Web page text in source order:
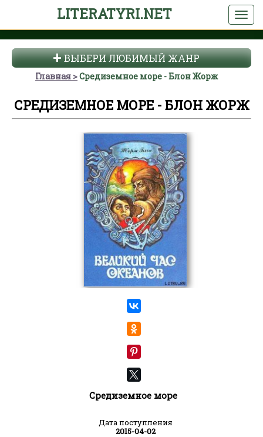
LITERATYRI.NET
ВЫБЕРИ ЛЮБИМЫЙ ЖАНР
Главная Средиземное море - Блон Жорж
СРЕДИЗЕМНОЕ МОРЕ - БЛОН ЖОРЖ
Средиземное море
Дата поступления
2015-04-02